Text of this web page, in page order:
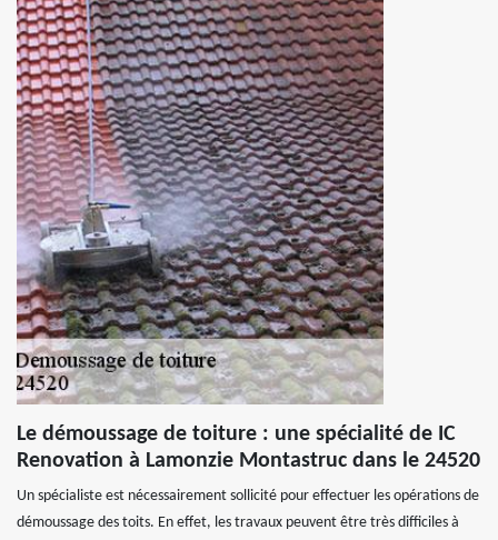
Le démoussage de toiture : une spécialité de IC
Renovation à Lamonzie Montastruc dans le 24520
Un spécialiste est nécessairement sollicité pour effectuer les opérations de
démoussage des toits. En effet, les travaux peuvent être très difficiles à